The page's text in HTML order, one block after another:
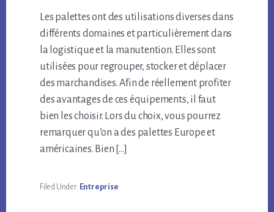
Les palettes ont des utilisations diverses dans
différents domaines et particulièrement dans
la logistique et la manutention. Elles sont
utilisées pour regrouper, stocker et déplacer
des marchandises. Afin de réellement profiter
des avantages de ces équipements, il faut
bien les choisir. Lors du choix, vous pourrez
remarquer qu’on a des palettes Europe et
américaines. Bien […]
Filed Under: Entreprise